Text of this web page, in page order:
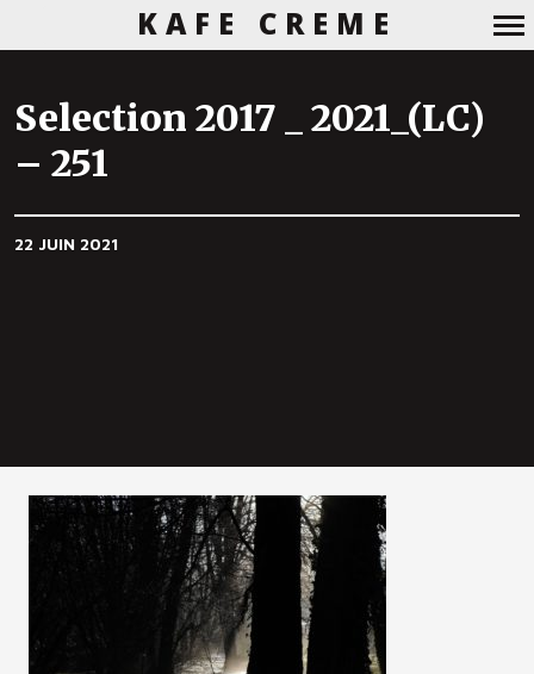
principale
KAFE CREME
Selection 2017 _ 2021_(LC)
– 251
22 JUIN 2021